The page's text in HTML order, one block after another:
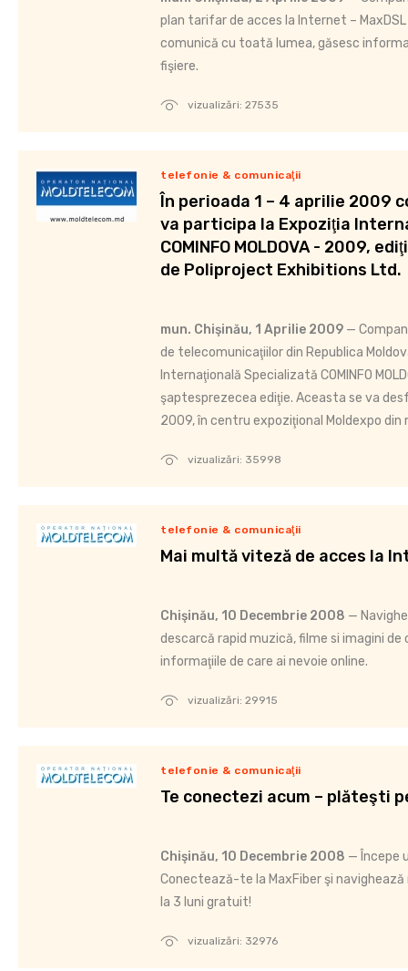
vizualizări: 27535
plan tarifar de acces la Internet – MaxDSL
comunică cu toată lumea, găsesc
fişiere.
vizualizări: 35998
telefonie & comunicaţii
În perioada 1 – 4 aprilie 2009
va participa la Expoziţia
COMINFO MOLDOVA - 2009,
de Poliproject Exhibitions Ltd.
mun. Chişinău, 1 Aprilie 2009 —
de telecomunicaţiilor din Republica
Internaţională Specializată COMINFO
şaptesprezecea ediţie. Aceasta se va
2009, în centru expoziţional Moldexpo din
vizualizări: 29915
telefonie & comunicaţii
Mai multă viteză de acces la
Chişinău, 10 Decembrie 2008 —
descarcă rapid muzică, filme si imagini
informaţiile de care ai nevoie online.
vizualizări: 32976
telefonie & comunicaţii
Te conectezi acum – plăteşti
Chişinău, 10 Decembrie 2008 — Începe
Conectează-te la MaxFiber şi
la 3 luni gratuit!